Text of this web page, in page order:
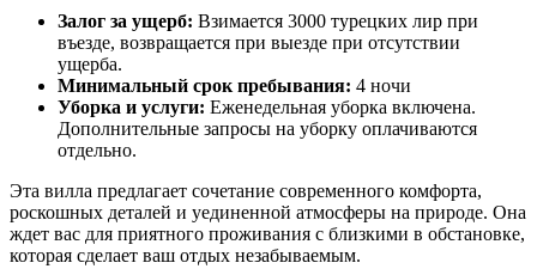
Залог за ущерб: Взимается 3000 турецких лир при
въезде, возвращается при выезде при отсутствии
ущерба.
Минимальный срок пребывания: 4 ночи
Уборка и услуги: Еженедельная уборка включена.
Дополнительные запросы на уборку оплачиваются
отдельно.
Эта вилла предлагает сочетание современного комфорта,
роскошных деталей и уединенной атмосферы на природе. Она
ждет вас для приятного проживания с близкими в обстановке,
которая сделает ваш отдых незабываемым.